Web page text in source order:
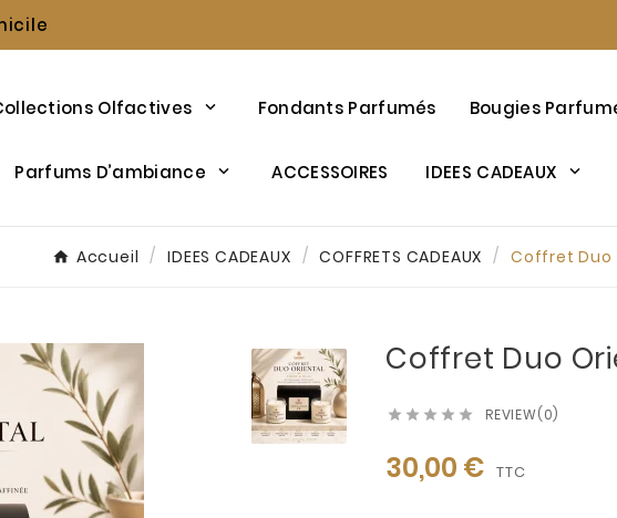
Olfactives Fondants Parfumés Bougies
Parfums D’ambiance ACCESSOIRES IDEES CADEAUX
Accueil IDEES CADEAUX COFFRETS CADEAUX Coffret Duo
Coffret Duo
     REVIEW(0)
30,00 € TTC